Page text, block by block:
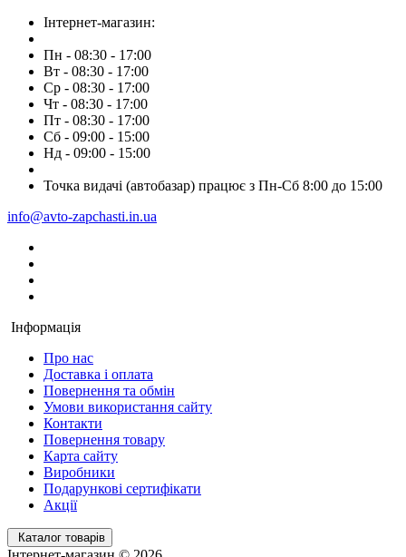
Інтернет-магазин:
Пн - 08:30 - 17:00
Вт - 08:30 - 17:00
Ср - 08:30 - 17:00
Чт - 08:30 - 17:00
Пт - 08:30 - 17:00
Сб - 09:00 - 15:00
Нд - 09:00 - 15:00
Точка видачі (автобазар) працює з Пн-Сб 8:00 до 15:00
info@avto-zapchasti.in.ua
Інформація
Про нас
Доставка і оплата
Повернення та обмін
Умови використання сайту
Контакти
Повернення товару
Карта сайту
Виробники
Подарункові сертифікати
Акції
Каталог товарів